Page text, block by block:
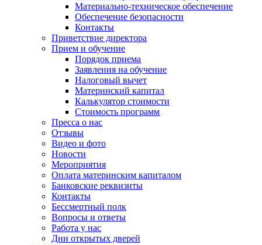
Материально-техническое обеспечение
Обеспечение безопасности
Контакты
Приветствие директора
Прием и обучение
Порядок приема
Заявления на обучение
Налоговый вычет
Материнский капитал
Калькулятор стоимости
Стоимость программ
Пресса о нас
Отзывы
Видео и фото
Новости
Мероприятия
Оплата материнским капиталом
Банковские реквизиты
Контакты
Бессмертный полк
Вопросы и ответы
Работа у нас
Дни открытых дверей